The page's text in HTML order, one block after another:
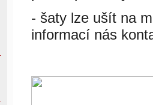
- šaty lze ušít na
informací nás